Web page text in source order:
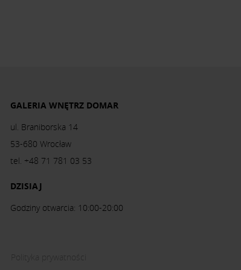
GALERIA WNĘTRZ DOMAR
ul. Braniborska 14
53-680 Wrocław
tel. +48 71 781 03 53
DZISIAJ
Godziny otwarcia: 10:00-20:00